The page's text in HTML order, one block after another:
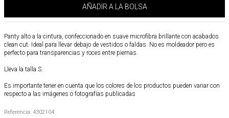
AÑADIR A LA BOLSA
Panty alto a la cintura, confeccionado en suave microfibra brillante con acabados
clean cut. Ideal para llevar debajo de vestidos o faldas. No es moldeador pero es
perfecto para transparencias y roces entre piernas.
Lleva la talla S.
Es importante tener en cuenta que los colores de los productos pueden variar con
respecto a las imágenes o fotografías publicadas
Referencia: 4302104